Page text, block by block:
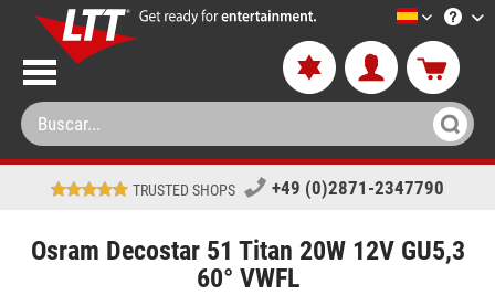
LTT-
TRUSTED SHOPS +49 (0)2871-2347790
Osram Decostar 51 Titan 20W 12V GU5,3
60° VWFL